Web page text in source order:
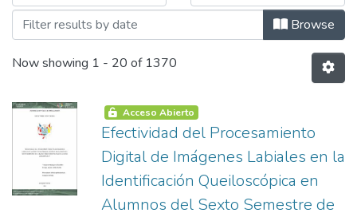
Browse
Now showing 1 - 20 of 1370
Acceso Abierto
Efectividad del Procesamiento
Digital de Imágenes Labiales en la
Identificación Queiloscópica en
Alumnos del Sexto Semestre de